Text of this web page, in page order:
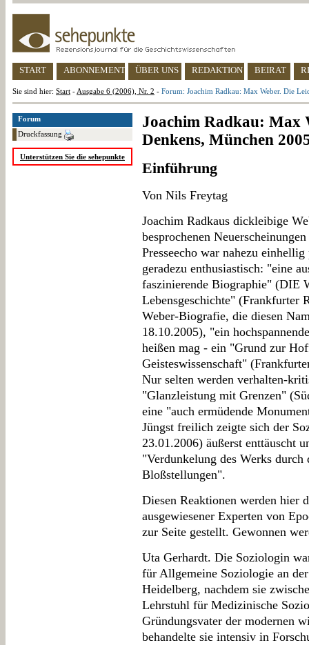
START ABONNEMENT ÜBER UNS REDAKTION BEIRAT
Sie sind hier: Start - Ausgabe 6 (2006), Nr. 2 - Forum: Joachim Radkau: Max Weber. Die
Forum
Druckfassung
Unterstützen Sie die sehepunkte
Joachim Radkau: Max
Denkens, München
Einführung
Von Nils Freytag
Joachim Radkaus dickleibige
besprochenen
Presseecho war nahezu
geradezu enthusiastisch: "eine
faszinierende Biographie" (DIE
Lebensgeschichte" (Frankfurter
Weber-Biografie, die diesen
18.10.2005), "ein
heißen mag - ein "Grund zur
Geisteswissenschaft"
Nur selten werden verhalten-
"Glanzleistung mit Grenzen"
eine "auch ermüdende
Jüngst freilich zeigte sich der
23.01.2006) äußerst enttäuscht
"Verdunkelung des Werks
Bloßstellungen".
Diesen Reaktionen werden hier
ausgewiesener Experten von
zur Seite gestellt. Gewonnen
Uta Gerhardt. Die Soziologin
für Allgemeine Soziologie an
Heidelberg, nachdem sie
Lehrstuhl für Medizinische
Gründungsvater der modernen
behandelte sie intensiv in